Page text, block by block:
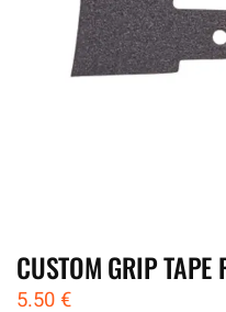
CUSTOM GRIP
5.50€